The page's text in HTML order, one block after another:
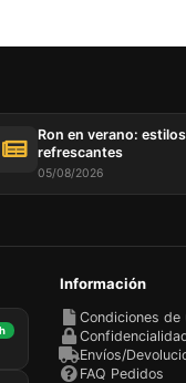
Ron en verano:
refrescantes
05/08/2026
Información
Condiciones de
Envíos/
FAQ Pedidos